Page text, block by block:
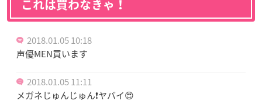
これは買わなきゃ！
2018.01.05 10:18
声優MEN買います
2018.01.05 11:11
メガネじゅんじゅん❗ヤバイ😍